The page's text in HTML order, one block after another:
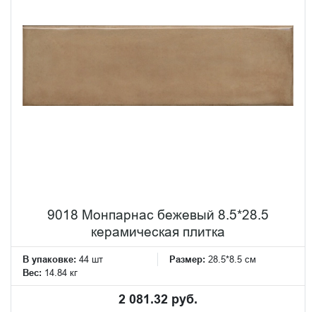
9018 Монпарнас бежевый 8.5*28.5
керамическая плитка
В упаковке: 44 шт Размер: 28.5*8.5 см
Вес: 14.84 кг
2 081.32 руб.